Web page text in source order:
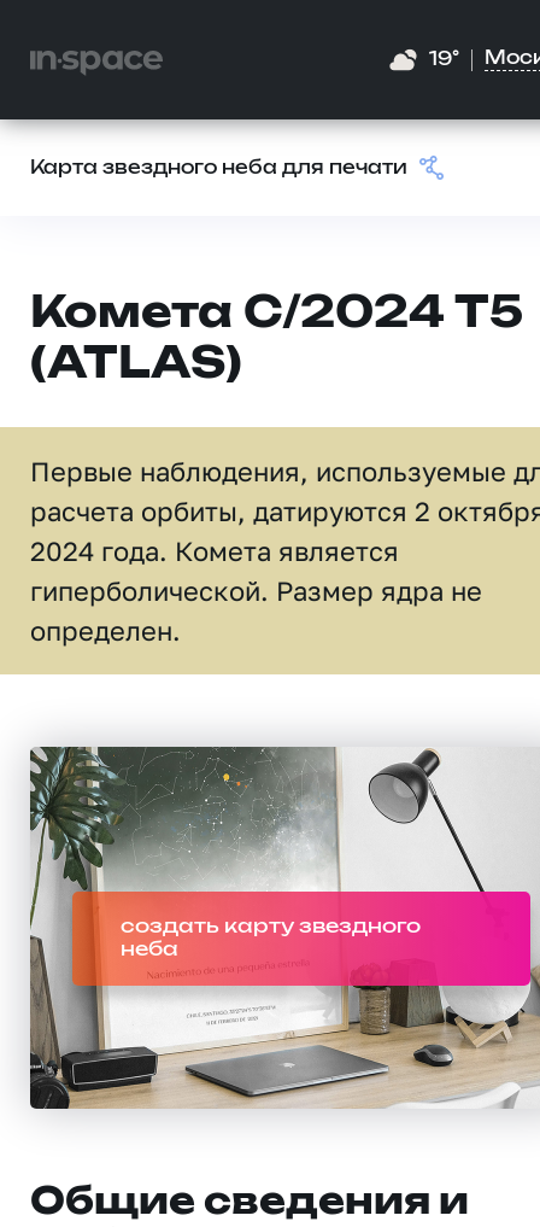
19°
Карта звездного неба для печати
Комета C/2024 T5
(ATLAS)
Первые наблюдения, используемые
расчета орбиты, датируются 2
2024 года. Комета является
гиперболической. Размер ядра не
определен.
создать карту звездного
неба
Общие сведения и